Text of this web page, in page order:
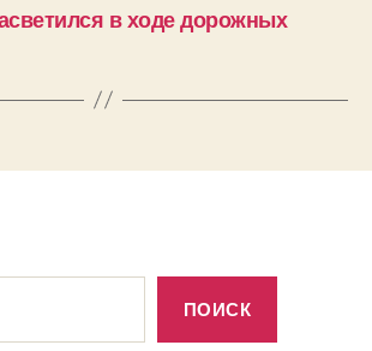
в ходе дорожных
ПОИСК